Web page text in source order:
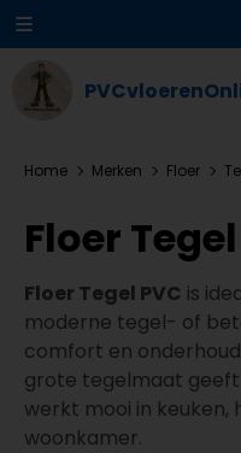
Home Merken Floer
Floer
Floer Tegel PVC is
moderne tegel- of
comfort en
grote tegelmaat
werkt mooi in keuken,
woonkamer.